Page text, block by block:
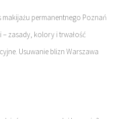
makijażu permanentnego Poznań
– zasady, kolory i trwałość
Usuwanie blizn Warszawa